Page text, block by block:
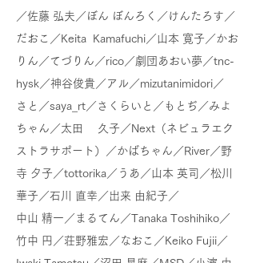
／佐藤 弘夫／ぼん ぼんろく／ けんたろす／
だおこ／Keita Kamafuchi／山本 寛子／かお
りん／てづりん／rico／劇団あおい夢／tnc-
hysk／神谷俊貴／アル／mizutanimidori／
さと／saya_rt／さくらいと／もとぢ／みよ
ちゃん／太田 久子／ Next（ネビュラエク
ストラサポート）／かばちゃん／River／野
寺 夕子／tottorika／うあ／山本 英司／松川
華子／石川 直幸／出来 由紀子／
中山 精一／まるてん／Tanaka Toshihiko／
竹中 円／荘野雅宏／なおこ／Keiko Fujii／